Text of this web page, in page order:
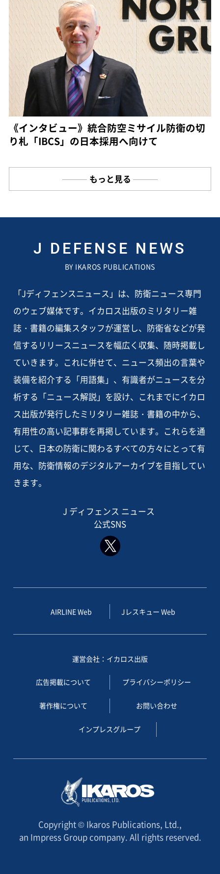
《インタビュー》統合防空ミサイル防衛の切
り札「IBCS」の日本採用へ向けて
もっと見る
J DEFENSE NEWS
BY IKAROS PUBLICATIONS
「Jディフェンスニュース」は、防衛ニュース専門
のウェブ媒体です。イカロス出版のミリタリー雑
誌・書籍の編集スタッフが運営し、防衛省などが発
信するリリースニュースを幅広く収集、随時掲載し
ていきます。これに併せて、ニュース頻出の言葉や
装備を紹介する「用語集」、有識者がニュースを分
析する「ニュース解説」を設け、これまでにイカロ
ス出版が発行したミリタリー雑誌・書籍の中から、
有用性の高い記事群を再掲しています。これらを通
じて、日本の防衛に関わるすべての方々にとって有
用な、防衛情報のデジタルアーカイブを目指してい
きます。
J ディフェンス ニュース
公式SNS
AIRLINE Web Jレスキュー Web
運営会社：イカロス出版
広告掲載について プライバシーポリシー
著作権について お問い合わせ
インプレスグループ
Copyright © Ikaros Publications, Ltd.,
an Impress Group company. All rights reserved.